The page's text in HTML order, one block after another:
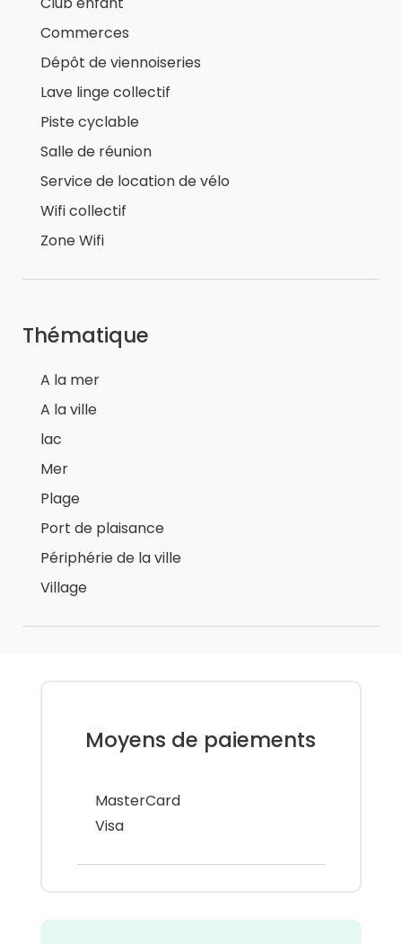
Commerces
Dépôt de viennoiseries
Lave linge collectif
Piste cyclable
Salle de réunion
Service de location de vélo
Wifi collectif
Zone Wifi
Thématique
A la mer
A la ville
lac
Mer
Plage
Port de plaisance
Périphérie de la ville
Village
Moyens de paiements
MasterCard
Visa